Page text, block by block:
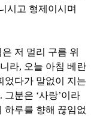
시고 형제이시며
저 멀리 구름 위
라, 오늘 아침 베란
었다가 말없이 지는
. 그분은 ‘사랑’이라
하루를 향해 끊임없